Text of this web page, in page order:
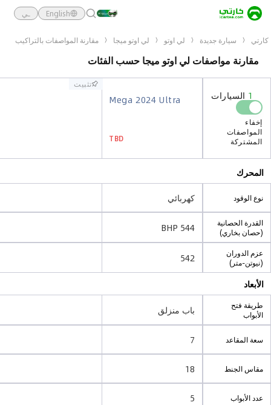
English ـي
كارتي سيارة جديدة لي اوتو لي اوتو ميجا مقارنة المواصفات بالتراكيب
مقارنة مواصفات لي اوتو ميجا حسب الفئات
1 السيارات
إخفاء
المواصفات
المشتركة
Mega 2024 Ultra
TBD
تثبيت
1 السيارات
إخفاء
المواصفات
المشتركة
Mega 2024 Ultra
TBD
تثبيت
المحرك
نوع الوقود كهربائي
القدرة الحصانية
(حصان بخاري)
544 BHP
عزم الدوران
(نيوتن-متر)
542
الأبعاد
طريقة فتح
الأبواب
باب منزلق
سعة المقاعد 7
مقاس الجنط 18
عدد الأبواب 5